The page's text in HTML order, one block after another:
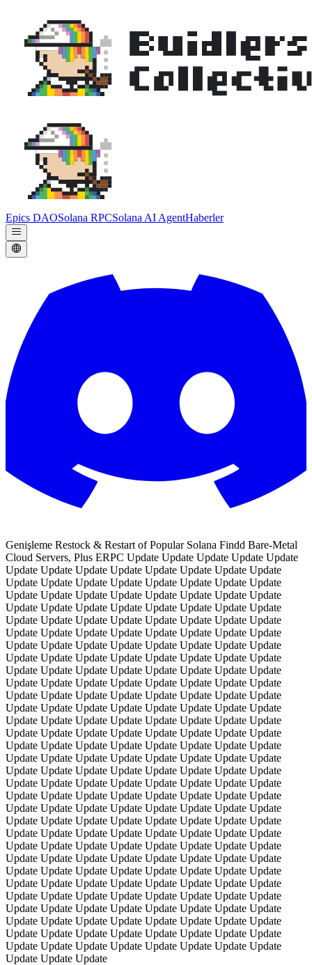
Epics DAOSolana RPCSolana AI AgentHaberler
Genişleme Restock & Restart of Popular Solana Findd Bare-Metal
Cloud Servers, Plus ERPC Update Update Update Update Update
Update Update Update Update Update Update Update Update
Update Update Update Update Update Update Update Update
Update Update Update Update Update Update Update Update
Update Update Update Update Update Update Update Update
Update Update Update Update Update Update Update Update
Update Update Update Update Update Update Update Update
Update Update Update Update Update Update Update Update
Update Update Update Update Update Update Update Update
Update Update Update Update Update Update Update Update
Update Update Update Update Update Update Update Update
Update Update Update Update Update Update Update Update
Update Update Update Update Update Update Update Update
Update Update Update Update Update Update Update Update
Update Update Update Update Update Update Update Update
Update Update Update Update Update Update Update Update
Update Update Update Update Update Update Update Update
Update Update Update Update Update Update Update Update
Update Update Update Update Update Update Update Update
Update Update Update Update Update Update Update Update
Update Update Update Update Update Update Update Update
Update Update Update Update Update Update Update Update
Update Update Update Update Update Update Update Update
Update Update Update Update Update Update Update Update
Update Update Update Update Update Update Update Update
Update Update Update Update Update Update Update Update
Update Update Update Update Update Update Update Update
Update Update Update Update Update Update Update Update
Update Update Update Update Update Update Update Update
Update Update Update Update Update Update Update Update
Update Update Update Update Update Update Update Update
Update Update Update Update Update Update Update Update
Update Update Update